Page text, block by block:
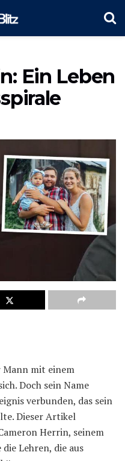
Ein Leben
Mann mit einem
Doch sein Name
verbunden, das sein
Dieser Artikel
Herrin, seinem
Lehren, die aus